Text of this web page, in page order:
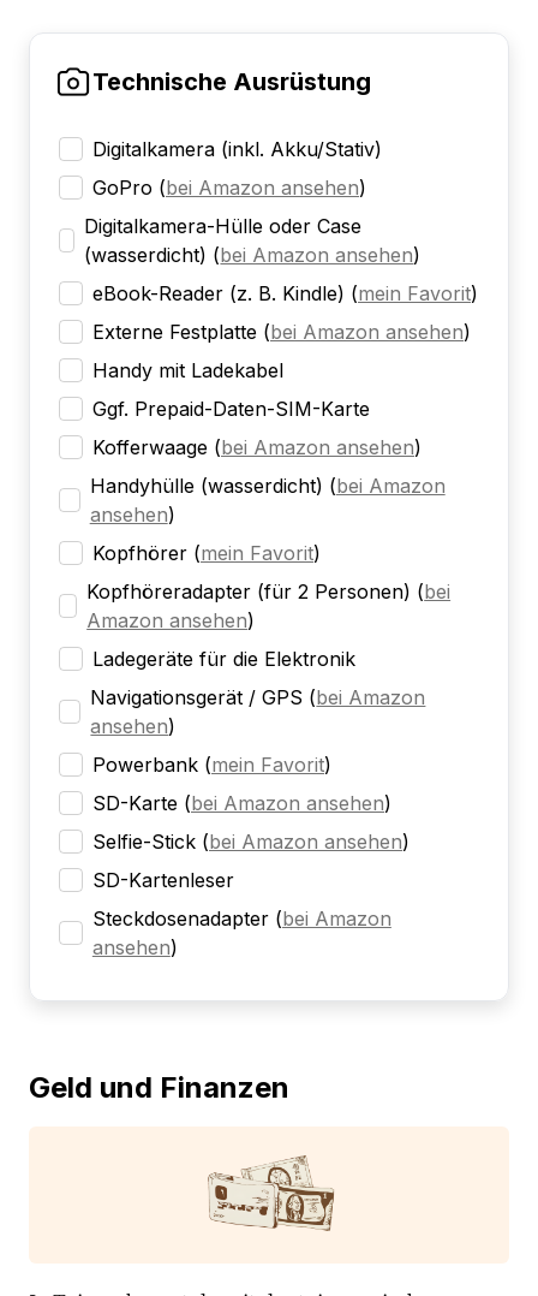
Technische Ausrüstung
Digitalkamera (inkl. Akku/Stativ)
GoPro (bei Amazon ansehen)
Digitalkamera-Hülle oder Case
(wasserdicht) (bei Amazon ansehen)
eBook-Reader (z. B. Kindle) (mein Favorit)
Externe Festplatte (bei Amazon ansehen)
Handy mit Ladekabel
Ggf. Prepaid-Daten-SIM-Karte
Kofferwaage (bei Amazon ansehen)
Handyhülle (wasserdicht) (bei Amazon
ansehen)
Kopfhörer (mein Favorit)
Kopfhöreradapter (für 2 Personen) (bei
Amazon ansehen)
Ladegeräte für die Elektronik
Navigationsgerät / GPS (bei Amazon
ansehen)
Powerbank (mein Favorit)
SD-Karte (bei Amazon ansehen)
Selfie-Stick (bei Amazon ansehen)
SD-Kartenleser
Steckdosenadapter (bei Amazon
ansehen)
Geld und Finanzen